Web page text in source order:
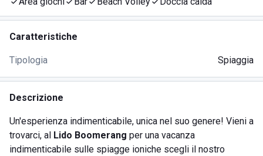
Caratteristiche
Tipologia Spiaggia
Descrizione
Un'esperienza indimenticabile, unica nel suo genere! Vieni a
trovarci, al Lido Boomerang per una vacanza
indimenticabile sulle spiagge ioniche scegli il nostro